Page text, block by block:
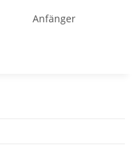
Anfänger